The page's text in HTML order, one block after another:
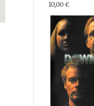
10,00€